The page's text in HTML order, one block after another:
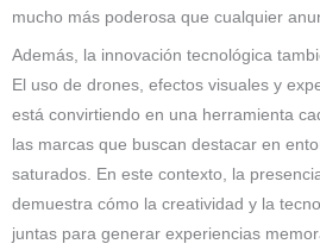
mucho más poderosa que cualquier
Además, la innovación tecnológica
El uso de drones, efectos visuales y
está convirtiendo en una herramienta
las marcas que buscan destacar en
saturados. En este contexto, la
demuestra cómo la creatividad y la
juntas para generar experiencias